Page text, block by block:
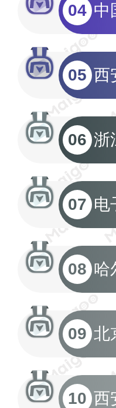
04 中
05 西
06 浙
07 电
08 哈
09 北
10 西